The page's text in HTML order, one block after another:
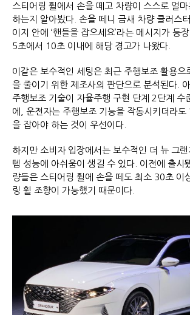
스티어링 휠에서 손을 떼고 차량이 스스로 얼
하는지 알아봤다. 손을 떼니 금새 차량 클러스
이지 안에 ‘핸들을 잡으세요’라는 메시지가 등
5초에서 10초 이내에 해당 경고가 나왔다.
이같은 보수적인 세팅은 최근 주행보조 활용으
을 줄이기 위한 제조사의 판단으로 분석된다.
주행보조 기술이 자율주행 구현 단계 2단계 수
에, 운전자는 주행보조 기능을 작동시키더라도
을 잡아야 하는 것이 우선이다.
하지만 소비자 입장에서는 보수적인 더 뉴 그
템 성능에 아쉬움이 생길 수 있다. 이전에 출시
량들은 스티어링 휠에 손을 떼도 최소 30초 이
링 휠 조향이 가능했기 때문이다.